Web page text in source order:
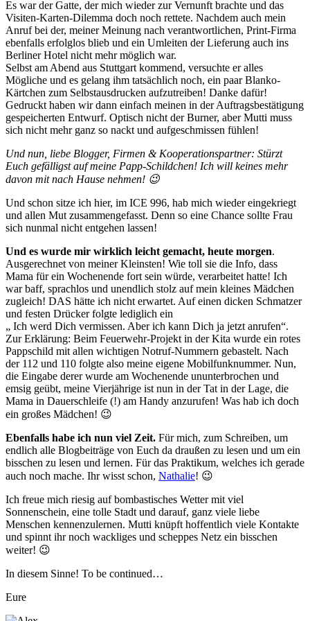
Es war der Gatte, der mich wieder zur Vernunft brachte und das
Visiten-Karten-Dilemma doch noch rettete. Nachdem auch mein
Anruf bei der, meiner Meinung nach verantwortlichen, Print-Firma
ebenfalls erfolglos blieb und ein Umleiten der Lieferung auch ins
Berliner Hotel nicht mehr möglich war.
Selbst am Abend aus Stuttgart kommend, versuchte er alles
Mögliche und es gelang ihm tatsächlich noch, ein paar Blanko-
Kärtchen zum Selbstausdrucken aufzutreiben! Danke dafür!
Gedruckt haben wir dann einfach meinen in der Auftragsbestätigung
gespeicherten Entwurf. Optisch nicht der Burner, aber Mutti muss
sich nicht mehr ganz so nackt und aufgeschmissen fühlen!
Und nun, liebe Blogger, Firmen & Kooperationspartner: Stürzt
Euch gefälligst auf meine Papp-Schildchen! Ich will keines mehr
davon mit nach Hause nehmen! 😉
Und schon sitze ich hier, im ICE 996, hab mich wieder eingekriegt
und allen Mut zusammengefasst. Denn so eine Chance sollte Frau
sich nunmal nicht entgehen lassen!
Und es wurde mir wirklich leicht gemacht, heute morgen.
Ausgerechnet von meiner Kleinsten! Wie toll sie die Info, dass
Mama für ein Wochenende fort sein würde, verarbeitet hatte! Ich
war baff, sprachlos und unendlich stolz auf mein kleines Mädchen
zugleich! DAS hätte ich nicht erwartet. Auf einen dicken Schmatzer
und festen Drücker folgte lediglich ein
„ Ich werd Dich vermissen. Aber ich kann Dich ja jetzt anrufen“.
Zur Erklärung: Beim Feuerwehr-Projekt in der Kita wurde ein rotes
Pappschild mit allen wichtigen Notruf-Nummern gebastelt. Nach
der 112 und 110 folgte also meine eigene Mobilfunknummer. Nun,
die Eingabe derer wurde am Wochenende ununterbrochen und
emsig geübt, meine Vierjährige ist nun in der Tat in der Lage, die
Mama in Dauerschleife (!) am Handy anzurufen! Was hab ich doch
ein großes Mädchen! 😉
Ebenfalls habe ich nun viel Zeit. Für mich, zum Schreiben, um
endlich alle Blogbeiträge von Euch da draußen zu lesen und um ein
bisschen zu lesen und lernen. Für das Praktikum, welches ich gerade
auch noch mache. Ihr wisst schon, Nathalie! 😉
Ich freue mich riesig auf bombastisches Wetter mit viel
Sonnenschein, eine tolle Stadt und darauf, ganz viele liebe
Menschen kennenzulernen. Mutti knüpft hoffentlich viele Kontakte
und spinnt ihr noch wackliges und scheppes Netz ein bisschen
weiter! 😉
In diesem Sinne! To be continued…
Eure